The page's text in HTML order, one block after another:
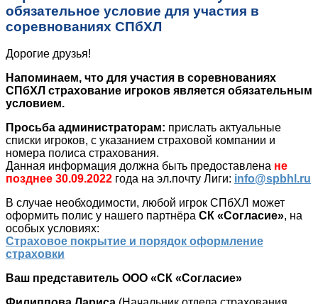
обязательное условие для участия в
соревнованиях СПбХЛ
Дорогие друзья!
Напоминаем, что для участия в соревнованиях
СПбХЛ страхование игроков является обязательным
условием.
Просьба администраторам: прислать актуальные
списки игроков, с указанием страховой компании и
номера полиса страхования.
Данная информация должна быть предоставлена не
позднее 30.09.2022 года на эл.почту Лиги: info@spbhl.ru
В случае необходимости, любой игрок СПбХЛ может
оформить полис у нашего партнёра СК «Согласие», на
особых условиях:
Страховое покрытие и порядок оформление
страховки
Ваш представитель ООО «СК «Согласие»